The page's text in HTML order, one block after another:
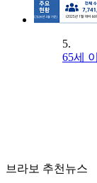
5.
65세
브라보 추천뉴스